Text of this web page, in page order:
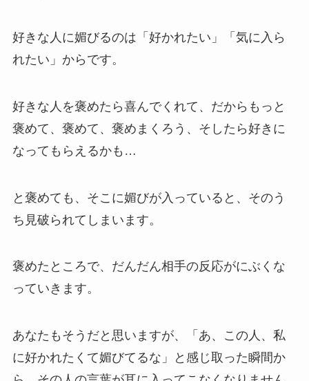
好きな人に媚びるのは「好かれたい」「気に入ら
れたい」からです。
好きな人を褒めたら喜んでくれて、だからもっと
褒めて、褒めて、褒めまくろう、そしたら好きに
なってもらえるかも…
と褒めても、そこに媚びが入っていると、そのう
ち見破られてしまいます。
褒めたところで、だんだん相手の反応がにぶくな
っていきます。
あなたもそうだと思いますが、「あ、この人、私
に好かれたくて媚びてるな」と感じ取った瞬間か